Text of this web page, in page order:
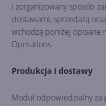
i zorganizowany sposób
dostawami, sprzedażą
wchodzą poniżej opisane
Operations.
Produkcja i dostawy
Moduł odpowiedzialny